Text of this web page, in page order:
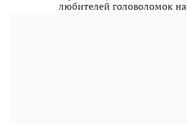
любителей головоломок на